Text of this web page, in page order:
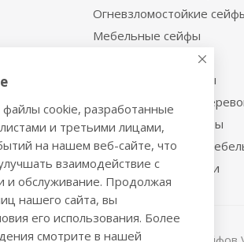
Огневзломостойкие
Мебельные сейфы
Депозитные сейфы
Встраиваемые сейфы
Сейфы с отделкой
Металлические шкафы
Производственная
Металлические двери
cookie, разработанные
и третьими лицами,
на нашем веб-сайте, что
взаимодействие с
и обслуживание. Продолжая
нашего сайта, вы
его использования. Более
смотрите в нашей